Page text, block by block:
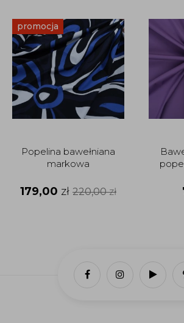
promocja
Popelina bawełniana
markowa
179,00 zł 220,00zł